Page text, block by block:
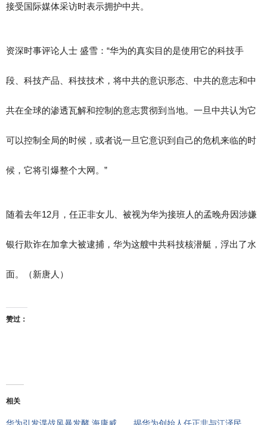
接受国际媒体采访时表示拥护中共。
资深时事评论人士 盛雪：“华为的真实目的是使用它的科技手
段、科技产品、科技技术，将中共的意识形态、中共的意志和中
共在全球的渗透瓦解和控制的意志贯彻到当地。一旦中共认为它
可以控制全局的时候，或者说一旦它意识到自己的危机来临的时
候，它将引爆整个大网。”
随着去年12月，任正非女儿、被视为华为接班人的孟晚舟因涉嫌
银行欺诈在加拿大被逮捕，华为这艘中共科技核潜艇，浮出了水
面。（新唐人）
赞过：
相关